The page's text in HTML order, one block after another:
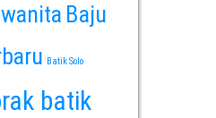
Baju
Batik Solo
batik